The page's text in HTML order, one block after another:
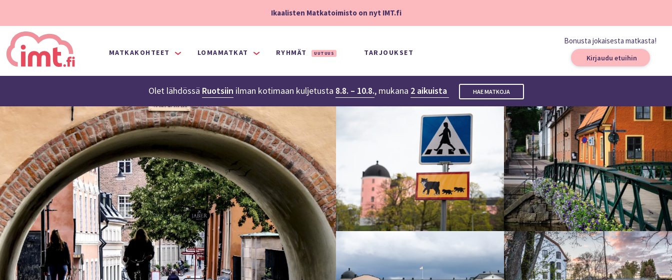
Ikaalisten Matkatoimisto on nyt IMT.fi
MATKAKOHTEET LOMAMATKAT RYHMÄT UUTUUS TARJOUKSET
Bonusta jokaisesta matkasta!
Kirjaudu etuihin
Olet lähdössä Ruotsiin ilman kotimaan kuljetusta 8.8. – 10.8., mukana 2 aikuista HAE MATKOJA